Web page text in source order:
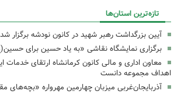
تازه‌ترین استان‌ها
آیین بزرگداشت رهبر شهید در کانون نودشه برگزار شد
برگزاری نمایشگاه نقاشی «به یاد حسین برای
معاون اداری و مالی کانون کرمانشاه ارتقای خدمات
اهداف مجموعه دانست
آذربایجان‌غربی میزبان چهارمین مهرواره «بچه‌های